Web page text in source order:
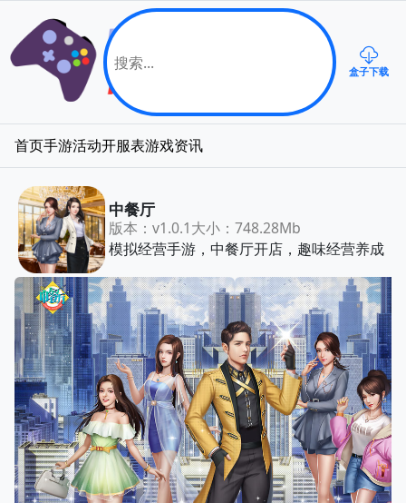
盒子下载
首页手游活动开服表游戏资讯
中餐厅
版本：v1.0.1大小：748.28Mb
模拟经营手游，中餐厅开店，趣味经营养成